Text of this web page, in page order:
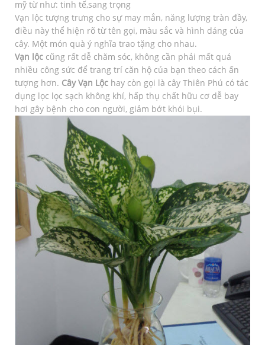
mỹ từ như: tinh tế,sang trọng
Vạn lộc tượng trưng cho sự may mắn, năng lượng tràn đầy,
điều này thể hiện rõ từ tên gọi, màu sắc và hình dáng của
cây. Một món quà ý nghĩa trao tặng cho nhau.
Vạn lộc cũng rất dễ chăm sóc, không cần phải mất quá
nhiều công sức để trang trí căn hộ của bạn theo cách ấn
tượng hơn. Cây Vạn Lộc hay còn gọi là cây Thiên Phú có tác
dụng lọc lọc sạch không khí, hấp thụ chất hữu cơ dễ bay
hơi gây bệnh cho con người, giảm bớt khói bụi.